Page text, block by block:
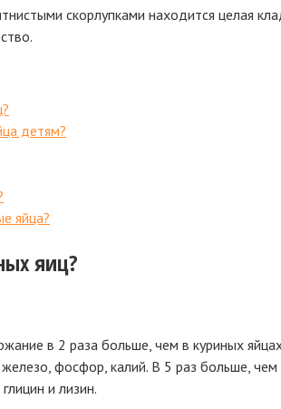
скорлупками находится целая
детям?
яйца?
яиц?
в 2 раза больше, чем в куриных
фосфор, калий. В 5 раз больше, чем
и лизин.